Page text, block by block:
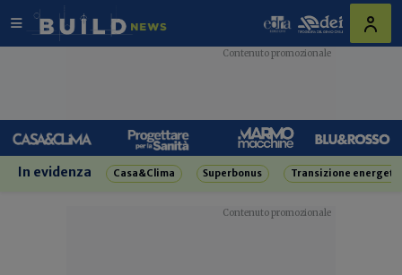
In evidenza Casa&Clima Superbonus Transizione